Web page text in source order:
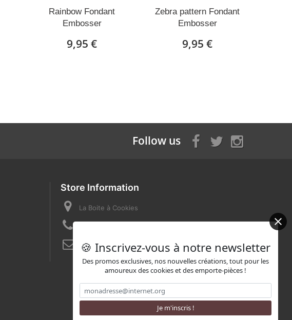
Rainbow Fondant
Embosser
9,95 €
Zebra pattern Fondant
Embosser
9,95 €
Follow us
Store Information
La Boite à Cookies
Email:contact@laboiteacookies.com
🍪 Inscrivez-vous à notre newsletter
Des promos exclusives, nos nouvelles créations, tout pour les
amoureux des cookies et des emporte-pièces !